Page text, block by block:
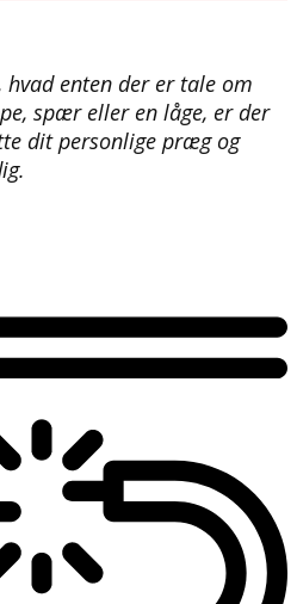
enten der er tale om
spær eller en låge, er der
dit personlige præg og